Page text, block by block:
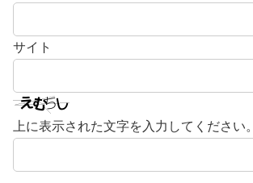
サイト
上に表示された文字を入力してください。